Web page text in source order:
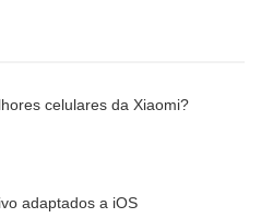
celulares da Xiaomi?
adaptados a iOS